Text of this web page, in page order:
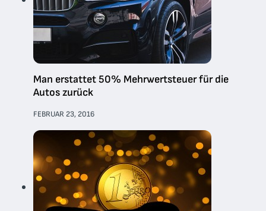
Man erstattet 50% Mehrwertsteuer für die
Autos zurück
FEBRUAR 23, 2016